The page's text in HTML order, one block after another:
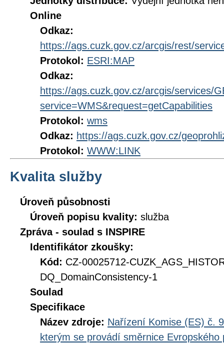
Online
Odkaz:
https://ags.cuzk.gov.cz/arcgis/rest/
Protokol: ESRI:MAP
Odkaz:
https://ags.cuzk.gov.cz/arcgis/services/
service=WMS&request=getCapabilities
Protokol: wms
Odkaz: https://ags.cuzk.gov.cz/
Protokol: WWW:LINK
Kvalita služby
Úroveň působnosti
Úroveň popisu kvality: služba
Zpráva - soulad s INSPIRE
Identifikátor zkoušky:
Kód: CZ-00025712-
DQ_DomainConsistency-1
Soulad
Specifikace
Název zdroje: Nařízení Komise (ES) č.
kterým se provádí směrnice